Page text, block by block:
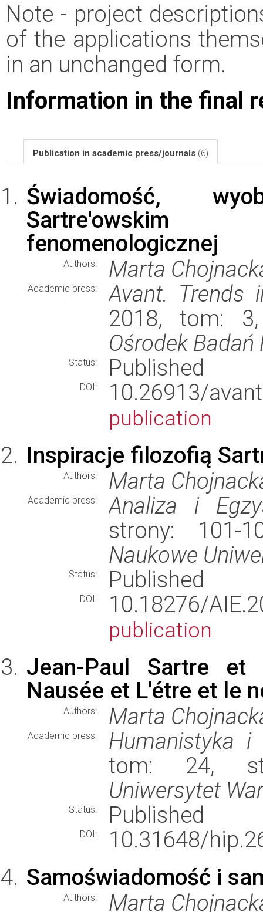
Note - project
of the applications
in an unchanged form.
Information in the final
Publication in academic press/journals (6)
Świadomość,
Sartre'owskim
fenomenologicznej
Authors: Marta
Academic press:
Avant. Trends
2018, tom: 3,
Ośrodek
Status: Published
DOI: 10.26913/
publication
Inspiracje filozofią
Authors: Marta
Academic press:
Analiza i
strony: 101-
Naukowe
Status: Published
DOI: 10.18276/
publication
Jean-Paul Sartre et
Nausée et L'étre et le
Authors: Marta
Academic press:
Humanistyka i
tom: 24,
Uniwersytet
Status: Published
DOI:
10.31648/
Samoświadomość i
Authors: Marta